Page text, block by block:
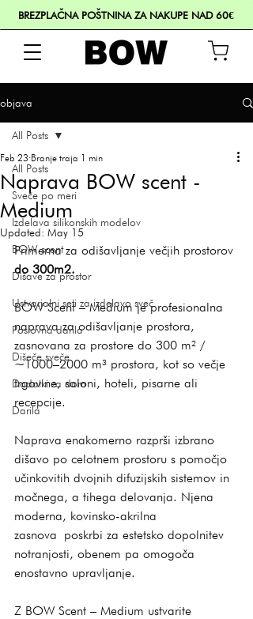
BREZPLAČNA POŠTNINA ZA NAKUPE NAD 60€
objava
All Posts
Sveče po meri
Izdelava silikonskih modelov
BOW scent
Dišave za prostor
Ustvarjalni seti za izdelavo sveč
Poslovna darila
Dišeče sveče
Dodatki za dom
Darila
All Posts
Naprava BOW scent -
Medium
Feb 23 Branje traja 1 min
Updated: May 15
Primerna za odišavljanje večjih prostorov
do 300m2.
BOW Scent – Medium je profesionalna
naprava za odišavljanje prostora,
zasnovana za prostore do 300 m² /
~1000–2000 m³ prostora, kot so večje
trgovine, saloni, hoteli, pisarne ali
recepcije.
Naprava enakomerno razprši izbrano
dišavo po celotnem prostoru s pomočjo
učinkovitih dvojnih difuzijskih sistemov in
močnega, a tihega delovanja. Njena
moderna, kovinsko-akrilna
zasnova poskrbi za estetsko dopolnitev
notranjosti, obenem pa omogoča
enostavno upravljanje.
Z BOW Scent – Medium ustvarite